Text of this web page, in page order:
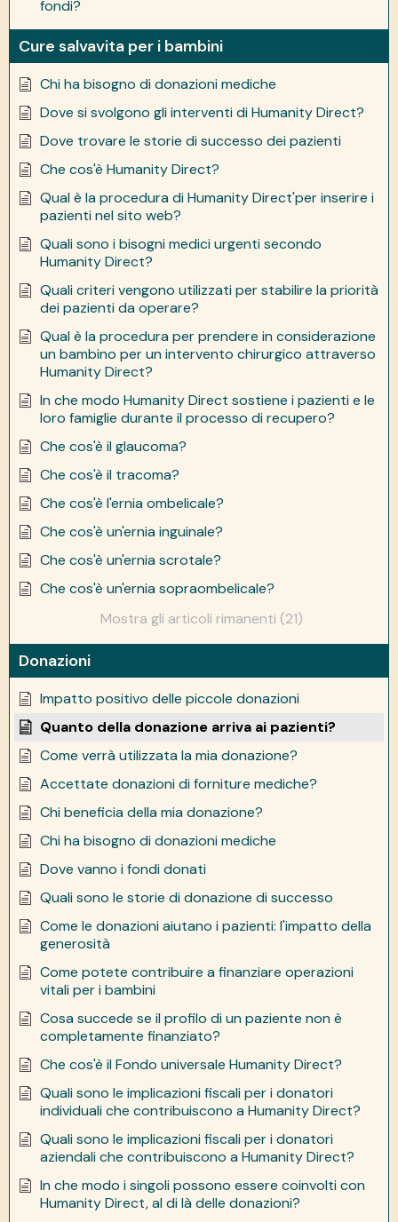
fondi?
Cure salvavita per i bambini
Chi ha bisogno di donazioni mediche
Dove si svolgono gli interventi di Humanity Direct?
Dove trovare le storie di successo dei pazienti
Che cos'è Humanity Direct?
Qual è la procedura di Humanity Direct'per inserire i
pazienti nel sito web?
Quali sono i bisogni medici urgenti secondo
Humanity Direct?
Quali criteri vengono utilizzati per stabilire la priorità
dei pazienti da operare?
Qual è la procedura per prendere in considerazione
un bambino per un intervento chirurgico attraverso
Humanity Direct?
In che modo Humanity Direct sostiene i pazienti e le
loro famiglie durante il processo di recupero?
Che cos'è il glaucoma?
Che cos'è il tracoma?
Che cos'è l'ernia ombelicale?
Che cos'è un'ernia inguinale?
Che cos'è un'ernia scrotale?
Che cos'è un'ernia sopraombelicale?
Mostra gli articoli rimanenti (21)
Donazioni
Impatto positivo delle piccole donazioni
Quanto della donazione arriva ai pazienti?
Come verrà utilizzata la mia donazione?
Accettate donazioni di forniture mediche?
Chi beneficia della mia donazione?
Chi ha bisogno di donazioni mediche
Dove vanno i fondi donati
Quali sono le storie di donazione di successo
Come le donazioni aiutano i pazienti: l'impatto della
generosità
Come potete contribuire a finanziare operazioni
vitali per i bambini
Cosa succede se il profilo di un paziente non è
completamente finanziato?
Che cos'è il Fondo universale Humanity Direct?
Quali sono le implicazioni fiscali per i donatori
individuali che contribuiscono a Humanity Direct?
Quali sono le implicazioni fiscali per i donatori
aziendali che contribuiscono a Humanity Direct?
In che modo i singoli possono essere coinvolti con
Humanity Direct, al di là delle donazioni?